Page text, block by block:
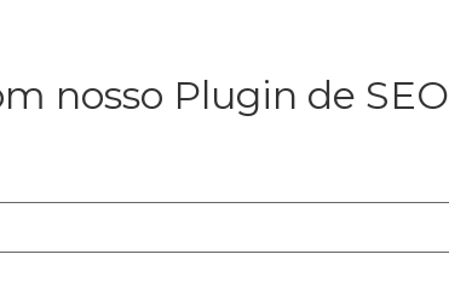
nosso Plugin de SEO